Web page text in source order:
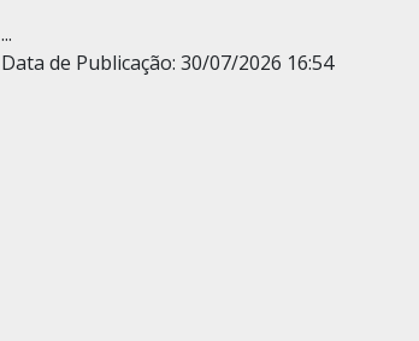
...
Data de Publicação: 30/07/2026 16:54